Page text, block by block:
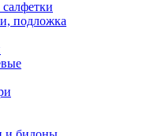
подложка